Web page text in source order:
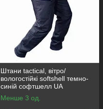
Штани tactical, вітро/
вологостійкі softshell темно-
синій софтшелл UA
Менше 3 од.